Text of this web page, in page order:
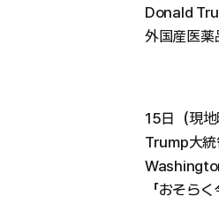
Donald
外国産医薬
15日（現
Trump大統
「おそら